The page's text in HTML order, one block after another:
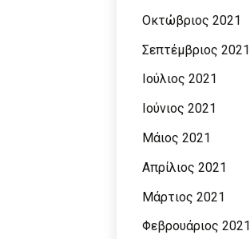
Οκτώβριος 2021
Σεπτέμβριος 2021
Ιούλιος 2021
Ιούνιος 2021
Μάιος 2021
Απρίλιος 2021
Μάρτιος 2021
Φεβρουάριος 2021